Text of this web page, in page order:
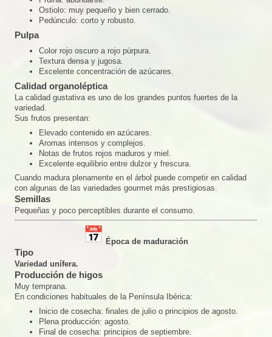
Ostiolo: muy pequeño y bien cerrado.
Pedúnculo: corto y robusto.
Pulpa
Color rojo oscuro a rojo púrpura.
Textura densa y jugosa.
Excelente concentración de azúcares.
Calidad organoléptica
La calidad gustativa es uno de los grandes puntos fuertes de la
variedad.
Sus frutos presentan:
Elevado contenido en azúcares.
Aromas intensos y complejos.
Notas de frutos rojos maduros y miel.
Excelente equilibrio entre dulzor y frescura.
Cuando madura plenamente en el árbol puede competir en calidad
con algunas de las variedades gourmet más prestigiosas.
Semillas
Pequeñas y poco perceptibles durante el consumo.
Época de maduración
Tipo
Variedad unífera.
Producción de higos
Muy temprana.
En condiciones habituales de la Península Ibérica:
Inicio de cosecha: finales de julio o principios de agosto.
Plena producción: agosto.
Final de cosecha: principios de septiembre.